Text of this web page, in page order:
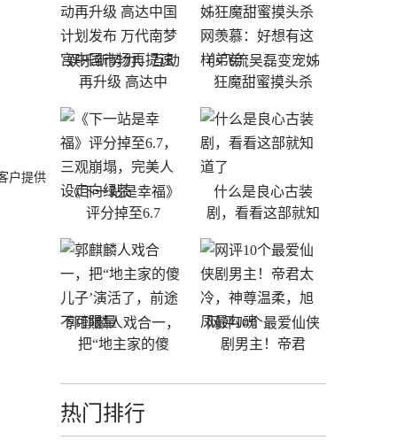
户提供
娱乐新势力、互动
再升级 高达中
小飞流吴磊变宠姊
狂魔甜蜜摸头杀
《下一站是幸福》
评分掉至6.7
什么是良心古装
剧，看看这部就知
郭麒麟人戏合一，
把“地主家的傻
网评10个最爱仙侠
剧男主！帝君
热门排行